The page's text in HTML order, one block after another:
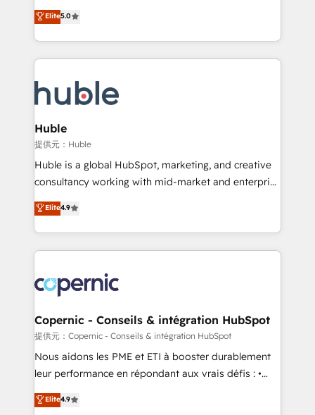
the rare Advanced "Custom Integrations"
Accreditation, securely sync data across... 🔄 any
new HubSpot portal with Advanced Website and
CRM Migrations using our in-house "HubScrub" Tool.
master it. As the creators of the Endless Customers
System™ (the next evolution of They Ask, You
Answer), we’re the only HubSpot partner built
entirely around coaching and training. That means
skills, processes, and internal team you need to
attract the right buyers, close deals faster, and grow
without outside dependencies. You’ll learn how to: •
Set up, audit, and organize your HubSpot portal •
Get your sales team fully using HubSpot • Track
pipeline and revenue across the entire buyer journey
growth • Create content and videos that attract
buyers • Use AI to scale smarter Our coaching-led
lasts. So if you're ready to become the most trusted
voice in your market, let’s talk.
Elite5.0
Huble
提供元：Huble
Huble is a global HubSpot, marketing, and creative
consultancy working with mid-market and enterprise
businesses. We go beyond implementation, shaping
the strategy, processes, and teams that turn
HubSpot into a genuine growth engine. Named
HubSpot's Global Partner of the Year in 2024,
worldwide, and with over 15 years in the ecosystem,
Huble has built a track record that speaks for itself.
One company, one operating model, delivering
across offices and consulting teams in the UK, USA,
Canada, Germany, France, Belgium, Singapore, and
South Africa. Certified compliant with ISO/IEC
international offices and 175+ employees.
Elite4.9
Copernic - Conseils & intégration HubSpot
提供元：Copernic - Conseils & intégration HubSpot
Nous aidons les PME et ETI à booster durablement
leur performance en répondant aux vrais défis : •
Intégration de HubSpot avec d’autres outils (ERP,
téléphonie, etc.) • Alignement des équipes grâce à un
Elite4.9